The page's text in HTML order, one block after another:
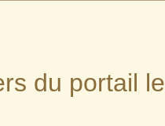
du portail